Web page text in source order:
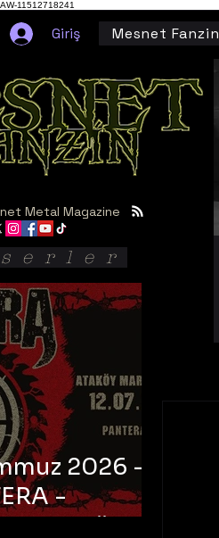
AW-11512718241
Giriş Mesnet Fanzin
Metal Magazine
2026 -
-
Ataköy